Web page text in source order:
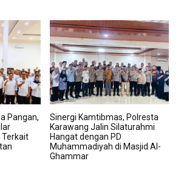
Pangan,
Terkait
Sinergi Kamtibmas, Polresta
Karawang Jalin Silaturahmi
Hangat dengan PD
Muhammadiyah di Masjid Al-
Ghammar